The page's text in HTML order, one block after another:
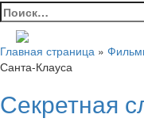
Найти:
Главная страница »
Санта-Клауса
Секретная